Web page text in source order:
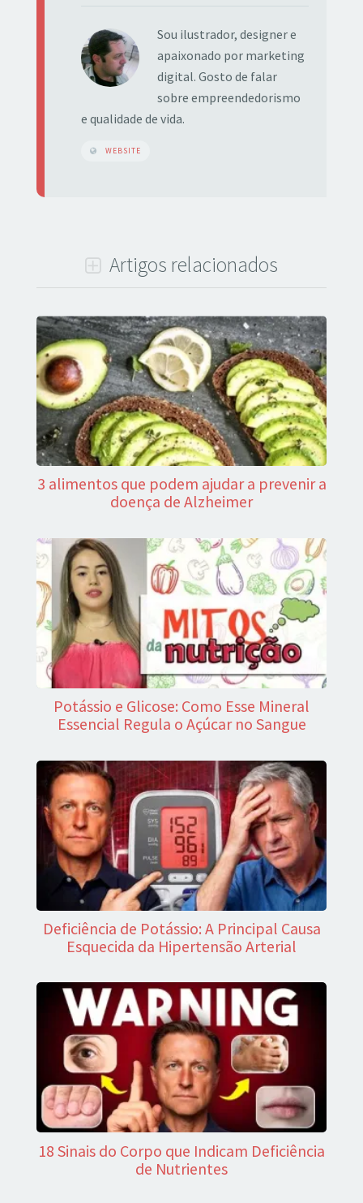
Sou ilustrador, designer e
apaixonado por marketing
digital. Gosto de falar
sobre empreendedorismo
e qualidade de vida.
WEBSITE
Artigos relacionados
3 alimentos que podem ajudar a prevenir a
doença de Alzheimer
Potássio e Glicose: Como Esse Mineral
Essencial Regula o Açúcar no Sangue
Deficiência de Potássio: A Principal Causa
Esquecida da Hipertensão Arterial
18 Sinais do Corpo que Indicam Deficiência
de Nutrientes